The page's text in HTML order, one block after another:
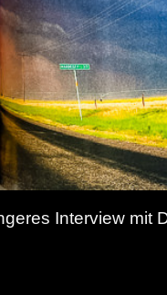
Interview mit